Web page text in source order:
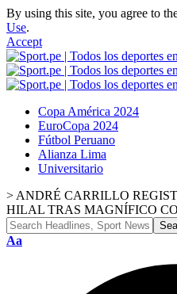
By using this site, you agree to
Use.
Accept
Copa América 2024
EuroCopa 2024
Fútbol Peruano
Alianza Lima
Universitario
> ANDRÉ CARRILLO
HILAL TRAS MAGNÍFICO
Font
Aa